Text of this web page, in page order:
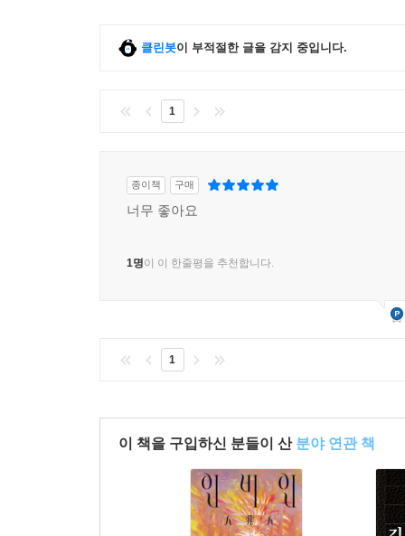
클린봇이 부적절한 글을 감지 중입니다.
1
종이책 구매
너무 좋아요
1명이 이 한줄평을 추천합니다.
1
이 책을 구입하신 분들이 산 분야 연관 책